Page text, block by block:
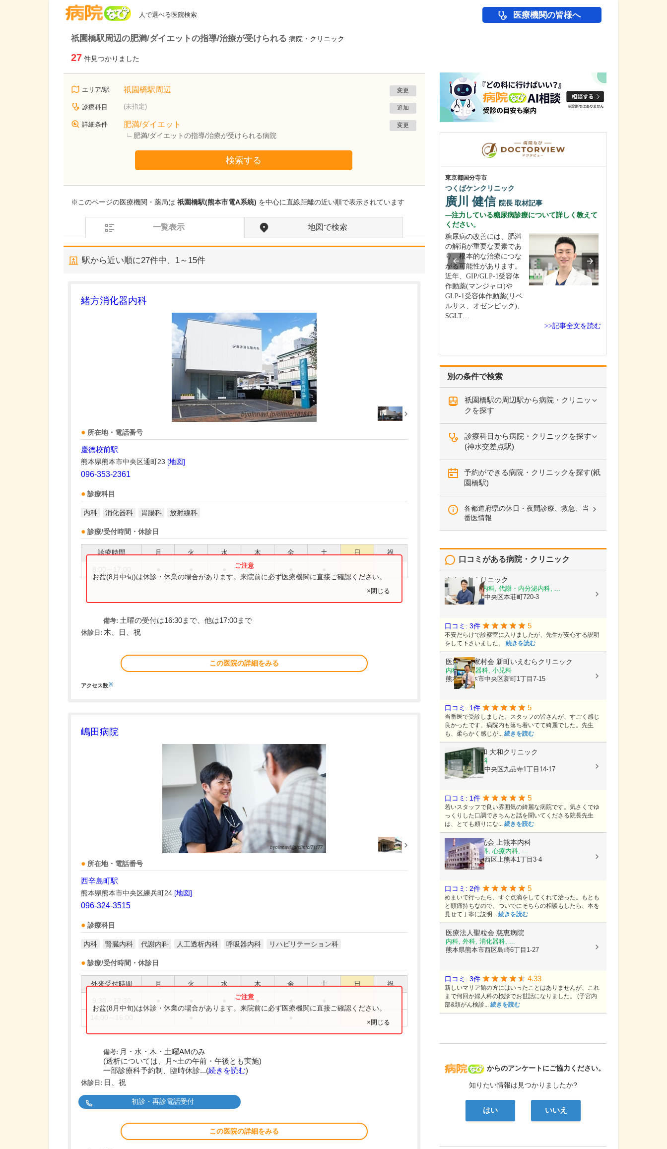
人で選べる医院検索 医療機関の皆様へ
祇園橋駅周辺の肥満/ダイエットの指導/治療が受けられる 病院・クリニック
27 件見つかりました
エリア/駅 祇園橋駅周辺 変更
診療科目 (未指定) 追加
詳細条件 肥満/ダイエット
肥満/ダイエットの指導/治療が受けられる病院
変更
検索する
※このページの医療機関・薬局は 祇園橋駅(熊本市電A系統) を中心に直線距離の近い順で表示されています
一覧表示 地図で検索
駅から近い順に27件中、 1～15件
緒方消化器内科
所在地・電話番号
慶徳校前駅
熊本県熊本市中央区通町23 [地図]
096-353-2361
診療科目
内科 消化器科 胃腸科 放射線科
診療/受付時間・休診日
診療時間 月 火 水 木 金 土 日 祝
お盆(8月中旬)は休診・休業の場合があります。来院前に必ず医療機関に直接ご確認ください。
×閉じる
備考: 土曜の受付は16:30まで、他は17:00まで
休診日: 木、日、祝
この医院の詳細をみる
アクセス数※
嶋田病院
所在地・電話番号
西辛島町駅
熊本県熊本市中央区練兵町24 [地図]
096-324-3515
診療科目
内科 腎臓内科 代謝内科 人工透析内科 呼吸器内科 リハビリテーション科
診療/受付時間・休診日
外来受付時間 月 火 水 木 金 土 日 祝
お盆(8月中旬)は休診・休業の場合があります。来院前に必ず医療機関に直接ご確認ください。
×閉じる
備考: 月・水・木・土曜AMのみ
(透析については、月~土の午前・午後とも実施)
一部診療科予約制、臨時休診...(続きを読む)
休診日: 日、祝
初診・再診電話受付
この医院の詳細をみる
別の条件で検索
祇園橋駅の周辺駅から病院・クリニッ
クを探す
診療科目から病院・クリニックを探す
(神水交差点駅)
予約ができる病院・クリニックを探す(祇
園橋駅)
各都道府県の休日・夜間診療、救急、当
番医情報
病院なび
からのアンケートにご協力ください。
知りたい情報は見つかりましたか?
はい いいえ
口コミがある病院・クリニック
きさぬきクリニック
糖尿病内科, 内科, 代謝・内分泌内科, ...
熊本県熊本市中央区本荘町720-3
口コミ: 3件 5
不安だらけで診察室に入りましたが、先生が安心する説明
をして下さいました。 続きを読む
医療法人家村会 新町いえむらクリニック
内科, 消化器科, 小児科
熊本県熊本市中央区新町1丁目7-15
口コミ: 1件 5
当番医で受診しました。スタッフの皆さんが、すごく感じ
良かったです。病院内も落ち着いてて綺麗でした。先生
も、柔らかく感じが... 続きを読む
医療法人大和 大和クリニック
内科, 循環器科
熊本県熊本市中央区九品寺1丁目14-17
口コミ: 1件 5
若いスタッフで良い雰囲気の綺麗な病院です。気さくでゆ
っくりした口調できちんと話を聞いてくださる院長先生
は、とても頼りにな... 続きを読む
医療法人陽光会 上熊本内科
内科, 神経内科, 心療内科, ...
熊本県熊本市西区上熊本1丁目3-4
口コミ: 2件 5
めまいで行ったら、すぐ点滴をしてくれて治った。もとも
と頭痛持ちなので、ついでにそちらの相談もしたら、本を
見せて丁寧に説明... 続きを読む
医療法人聖粒会 慈恵病院
内科, 外科, 消化器科, ...
熊本県熊本市西区島崎6丁目1-27
口コミ: 3件 4.33
新しいマリア館の方にはいったことはありませんが、これ
まで何回か婦人科の検診でお世話になりました。 (子宮内
部&頚がん検診... 続きを読む
たかしお内科ハートクリニック
高潮 征爾院長取材記事
たのにはどのような理由があったのでしょうか?
心不全という病気は発症
すると治ることはなく、
育成に取り組みつつ、高
東京都国分寺市
つくばケンクリニック
廣川 健信 院長 取材記事
注力している糖尿病診療について詳しく教えて
ください。
糖尿病の改善には、肥満
の解消が重要な要素であ
り、根本的な治療につな
がる可能性があります。
近年、GIP/GLP-1受容体
作動薬(マンジャロ)や
GLP-1受容体作動薬(リベ
ルサス、オゼンピック)、
SGLT…
>>記事全文を読む